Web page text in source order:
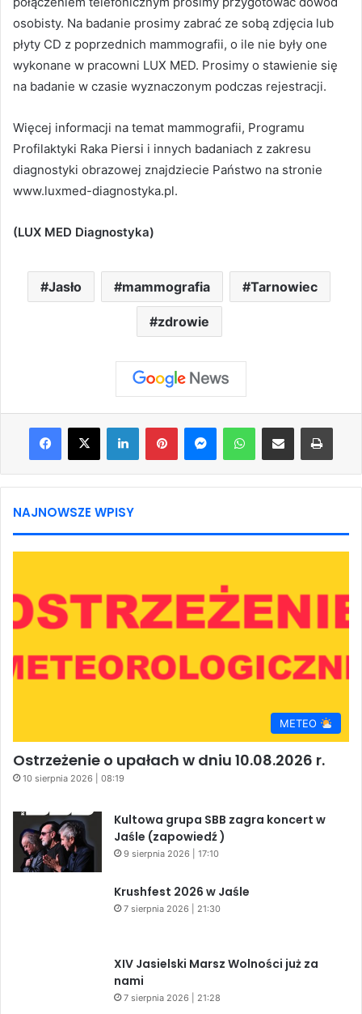
osobisty. Na badanie prosimy zabrać ze sobą zdjęcia lub
płyty CD z poprzednich mammografii, o ile nie były one
wykonane w pracowni LUX MED. Prosimy o stawienie się
na badanie w czasie wyznaczonym podczas rejestracji.
Więcej informacji na temat mammografii, Programu
Profilaktyki Raka Piersi i innych badaniach z zakresu
diagnostyki obrazowej znajdziecie Państwo na stronie
www.luxmed-diagnostyka.pl.
(LUX MED Diagnostyka)
Jasło mammografia Tarnowiec
zdrowie
Facebook
X LinkedInPinterestMessengerWhatsAppShare via Email Print
NAJNOWSZE WPISY
METEO
Ostrzeżenie o upałach w dniu 10.08.2026 r.
10 sierpnia 2026 | 08:19
Kultowa grupa SBB zagra koncert w
Jaśle (zapowiedź )
9 sierpnia 2026 | 17:10
Krushfest 2026 w Jaśle
7 sierpnia 2026 | 21:30
XIV Jasielski Marsz Wolności już za
nami
7 sierpnia 2026 | 21:28